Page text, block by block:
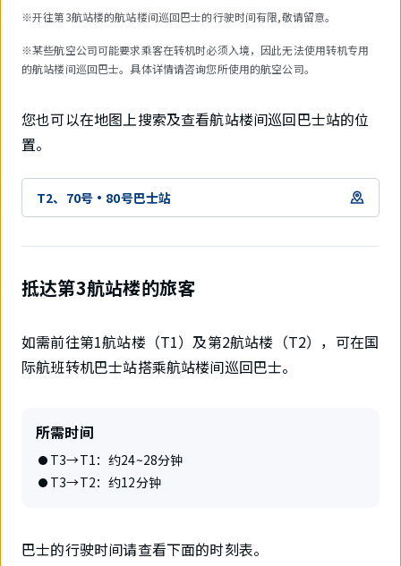
※开往第3航站楼的航站楼间巡回巴士的行驶时间有限,敬请留意。
※某些航空公司可能要求乘客在转机时必须入境，因此无法使用转机专用
的航站楼间巡回巴士。具体详情请咨询您所使用的航空公司。
您也可以在地图上搜索及查看航站楼间巡回巴士站的位
置。
T2、70号・80号巴士站
抵达第3航站楼的旅客
如需前往第1航站楼（T1）及第2航站楼（T2），可在国
际航班转机巴士站搭乘航站楼间巡回巴士。
所需时间
T3→T1：约24~28分钟
T3→T2：约12分钟
巴士的行驶时间请查看下面的时刻表。